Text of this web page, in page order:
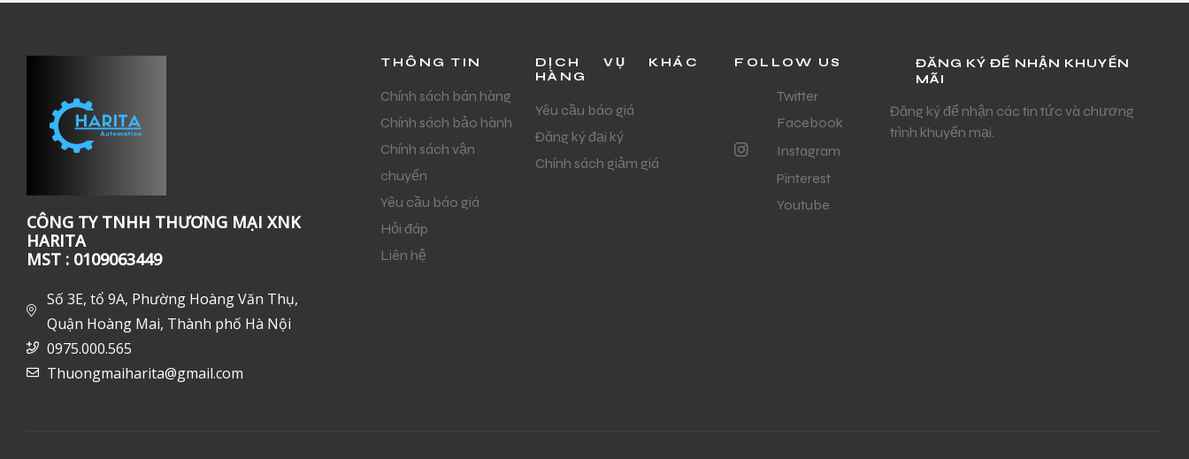
CÔNG TY TNHH THƯƠNG MẠI XNK
HARITA
MST : 0109063449
Số 3E, tổ 9A, Phường Hoàng Văn Thụ,
Quận Hoàng Mai, Thành phố Hà Nội
0975.000.565
Thuongmaiharita@gmail.com
THÔNG TIN
Chính sách bán hàng
Chính sách bảo hành
Chính sách vận
chuyển
Yêu cầu báo giá
Hỏi đáp
Liên hệ
DỊCH VỤ KHÁC
HÀNG
Yêu cầu báo giá
Đăng ký đại ký
Chính sách giảm giá
FOLLOW US
Twitter
Facebook
Instagram
Pinterest
Youtube
ĐĂNG KÝ ĐỂ NHẬN KHUYẾN
MÃI
Đăng ký để nhận các tin tức và chương
trình khuyến mại.